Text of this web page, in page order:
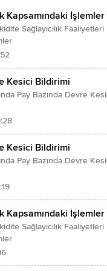
-%1,8 seviyesinde
kar değişimindeki en
gibi oldu:
yaşanan
(yaklaşık %45)
içerisinde TL
grup
Bu da
faaliyet giderleri
sebep oldu.
yaşanan artışlar (-
maliyetlerinde
kaynaklı
Kapsamındaki İşlemler
Sağlayıcılık Faaliyetleri
Kesici Bildirimi
Pay Bazında Devre
Kesici Bildirimi
Pay Bazında Devre
Kapsamındaki İşlemler
Sağlayıcılık Faaliyetleri